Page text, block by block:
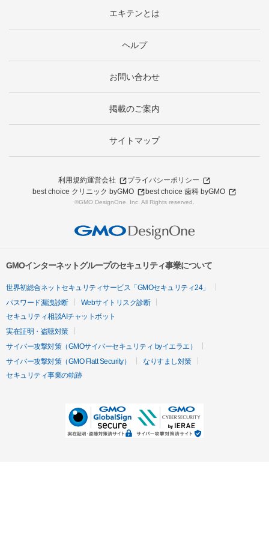
エキテンとは
ヘルプ
お問い合わせ
掲載のご案内
サイトマップ
利用規約運営会社
プライバシーポリシー
best choice クリニック byGMO
best choice 歯科 byGMO
©GMO DesignOne, Inc. All Rights reserved.
GMOインターネットグループのセキュリティ事業について
世界初総合ネットセキュリティサービス「GMOセキュリティ24」
パスワード漏洩診断
Webサイトリスク診断
セキュリティ相談AIチャットボット
実在証明・盗聴対策
サイバー攻撃対策（GMOサイバーセキュリティ byイエラエ）
サイバー攻撃対策（GMO Flatt Security）
なりすまし対策
セキュリティ事業の軌跡